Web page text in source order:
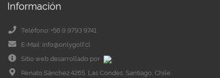
Información
Teléfono: +56 9 9793 9741
E-Mail: info@onlygolf.cl
Sitio web desarrollado por
Renato Sánchez 4265, Las Condes, Santiago, Chile